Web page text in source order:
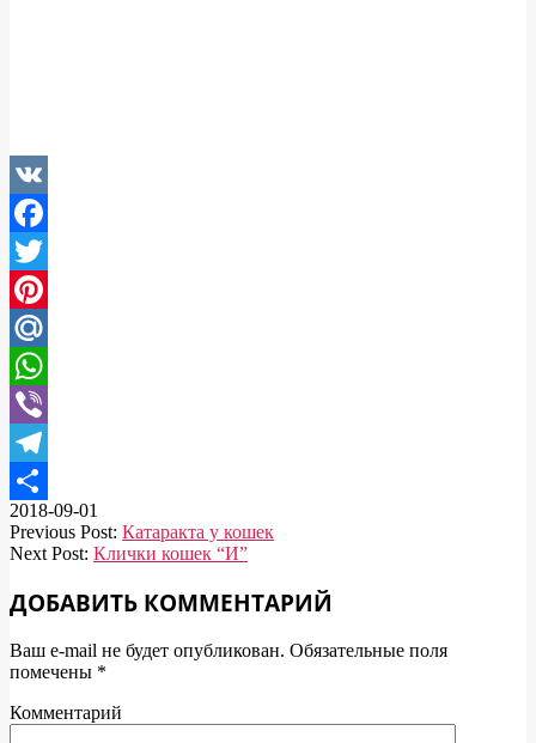
VK
Facebook
Twitter
Pinterest
Mail.Ru
WhatsApp
Viber
Telegram
Отправить
2018-09-01
Previous Post: Катаракта у кошек
Next Post: Клички кошек “И”
ДОБАВИТЬ КОММЕНТАРИЙ
Ваш e-mail не будет опубликован. Обязательные поля
помечены *
Комментарий